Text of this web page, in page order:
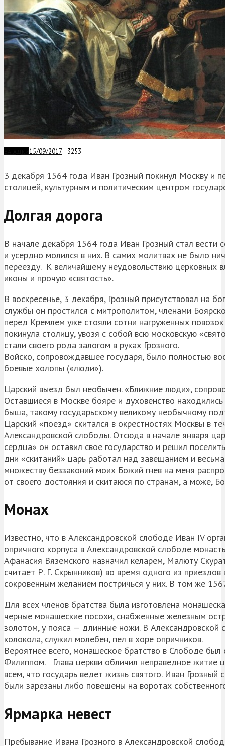
15/09/2017 3253
3 декабря 1564 года Иван Грозный покинул Москву и
столицей, культурным и политическим центром
Долгая дорога
В начале декабря 1564 года Иван Грозный стал
и усердно молился в них. В самих молитвах не было
переезду. К величайшему неудовольствию церковных
иконы и прочую «святость».
В воскресенье, 3 декабря, Грозный присутствовал на
службы он простился с митрополитом, членами
перед Кремлем уже стояли сотни нагруженных
покинула столицу, увозя с собой всю московскую
стали своего рода залогом в руках Грозного.
Войско, сопровождавшее государя, было полностью
боевые холопы («люди»).
Царский выезд был необычен. «Ближние люди»,
Оставшиеся в Москве бояре и духовенство
быша, такому государьскому великому необычному
Царский «поезд» скитался в окрестностях Москвы в
Александровской слободы. Отсюда в начале января
сердца» он оставил свое государство и решил
дни «скитаний» царь работал над завещанием и
множеству беззаконий моих Божий гнев на меня
от своего достояния и скитаюся по странам, а може,
Монах
Известно, что в Александровской слободе Иван IV
опричного корпуса в Александровской слободе
Афанасия Вяземского назначил келарем, Малюту
считает Р. Г. Скрынников) во время одного из
сокровенным желанием постричься у них. В том же
Для всех членов братства была изготовлена
черные монашеские посохи, снабженные железным
золотом, у пояса — длинные ножи. В Александровской
колокола, служил молебен, пел в хоре опричников.
Вероятнее всего, монашеское братство в Слободе
Филиппом. Глава церкви обличил неправедное житие
всем, что государь ведет жизнь святого. Иван
были зарезаны либо повешены на воротах
Ярмарка невест
Пребывание Ивана Грозного в Александровской